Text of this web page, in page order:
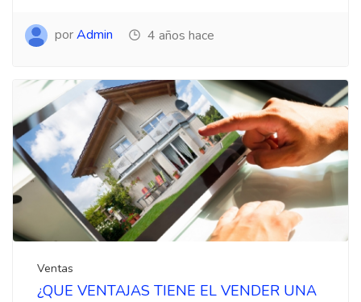
porAdmin 4 años hace
Ventas
¿QUE VENTAJAS TIENE EL VENDER UNA